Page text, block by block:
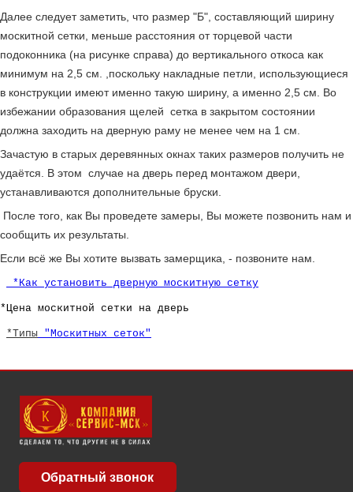
Далее следует заметить, что размер "Б", составляющий ширину
москитной сетки, меньше расстояния от торцевой части
подоконника (на рисунке справа) до вертикального откоса как
минимум на 2,5 см. ,поскольку накладные петли, использующиеся
в конструкции имеют именно такую ширину, а именно 2,5 см. Во
избежании образования щелей сетка в закрытом состоянии
должна заходить на дверную раму не менее чем на 1 см.
Зачастую в старых деревянных окнах таких размеров получить не
удаётся. В этом случае на дверь перед монтажом двери,
устанавливаются дополнительные бруски.
После того, как Вы проведете замеры, Вы можете позвонить нам и
сообщить их результаты.
Если всё же Вы хотите вызвать замерщика, - позвоните нам.
*Как установить дверную москитную сетку
*Цена москитной сетки на дверь
*Типы "Москитных сеток"
Обратный звонок